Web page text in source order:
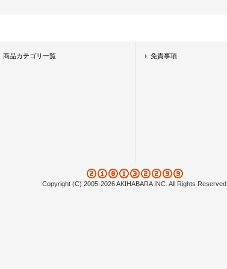
商品カテゴリ一覧 免責事項
Copyright (C) 2005-2026 AKIHABARA INC. All Rights Reserved.